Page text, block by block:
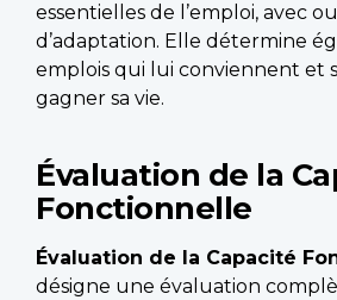
essentielles de l’emploi, avec
d’adaptation. Elle détermine
emplois qui lui conviennent et
gagner sa vie.
Évaluation de la
Fonctionnelle
Évaluation de la Capacité
désigne une évaluation